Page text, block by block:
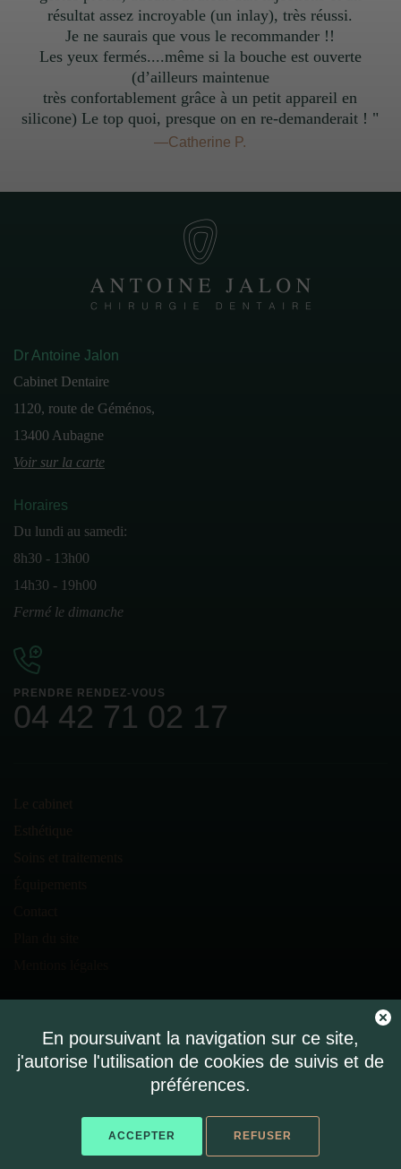
En poursuivant la navigation sur ce site,
j'autorise l'utilisation de cookies de suivis et de
préférences.
ACCEPTER REFUSER
résultat assez incroyable (un inlay), très réussi.
Je ne saurais que vous le recommander !!
Les yeux fermés....même si la bouche est ouverte
(d’ailleurs maintenue
très confortablement grâce à un petit appareil en
silicone) Le top quoi, presque on en re-demanderait ! "
—Catherine P.
Dr Antoine Jalon
Cabinet Dentaire
1120, route de Géménos,
13400 Aubagne
Voir sur la carte
Horaires
Du lundi au samedi:
8h30 - 13h00
14h30 - 19h00
Fermé le dimanche
PRENDRE RENDEZ-VOUS
04 42 71 02 17
Le cabinet
Esthétique
RÉSERVEZ SUR
doctolib